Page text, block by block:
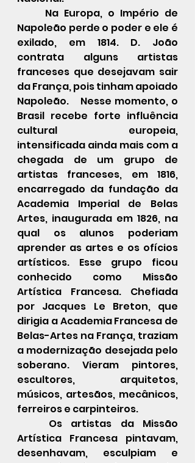
Napoleão perde o poder e ele é
exilado, em 1814. D. João
contrata alguns artistas
franceses que desejavam sair
da França, pois tinham apoiado
Napoleão.    Nesse momento, o
Brasil recebe forte influência
cultural europeia,
intensificada ainda mais com a
chegada de um grupo de
artistas franceses, em 1816,
encarregado da fundação da
Academia Imperial de Belas
Artes, inaugurada em 1826, na
qual os alunos poderiam
aprender as artes e os ofícios
artísticos. Esse grupo ficou
conhecido como Missão
Artística Francesa. Chefiada
por Jacques Le Breton, que
dirigia a Academia Francesa de
Belas-Artes na França, traziam
a modernização desejada pelo
soberano. Vieram pintores,
escultores, arquitetos,
músicos, artesãos, mecânicos,
ferreiros e carpinteiros.
Artística Francesa pintavam,
desenhavam, esculpiam e